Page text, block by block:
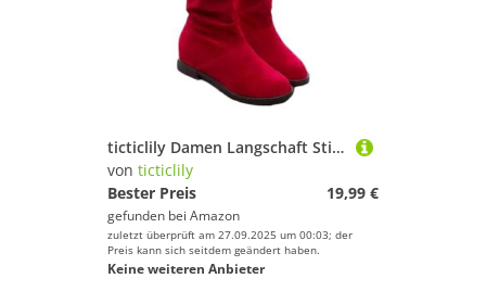
ticticlily Damen Langschaft Stiefel mit Absatz Flach Elegant Lange Kniehoch Langschaft Hohe Stiefel Lang Winterschuhe Damenstiefel C Rot 38 EU
von ticticlily
Bester Preis
19,99 €
gefunden bei Amazon
zuletzt überprüft am 27.09.2025 um 00:03; der
Preis kann sich seitdem geändert haben.
Keine weiteren Anbieter